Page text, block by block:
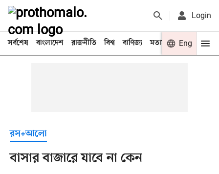
Login
সর্বশেষ বাংলাদেশ রাজনীতি বিশ্ব বাণিজ্য মতামত খেলা
Eng
রস+আলো
বাসার বাজারে যাবে না কেন